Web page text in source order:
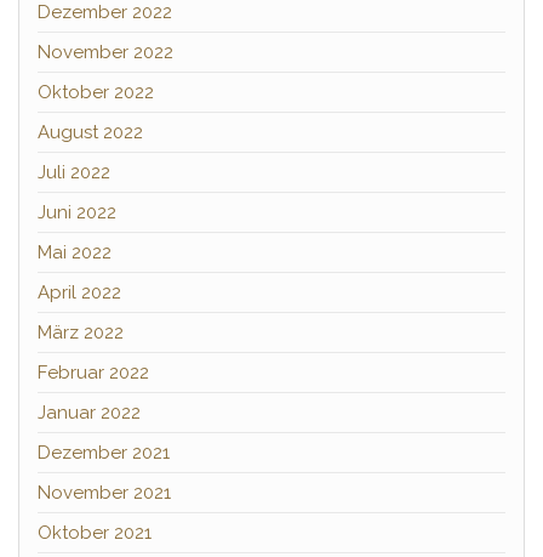
Dezember 2022
November 2022
Oktober 2022
August 2022
Juli 2022
Juni 2022
Mai 2022
April 2022
März 2022
Februar 2022
Januar 2022
Dezember 2021
November 2021
Oktober 2021